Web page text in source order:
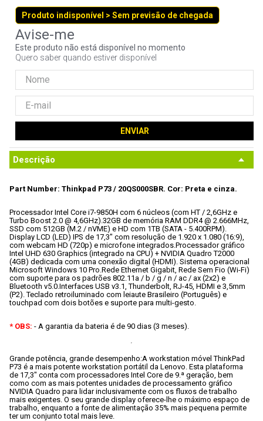
Produto indisponível > Sem previsão de chegada
Este produto não está disponível no momento
Quero saber quando estiver disponível
ENVIAR
Descrição
Part Number: Thinkpad P73 / 20QS000SBR. Cor: Preta e cinza.
Processador Intel Core i7-9850H com 6 núcleos (com HT / 2,6GHz e
Turbo Boost 2.0 @ 4,6GHz).32GB de memória RAM DDR4 @ 2.666MHz,
SSD com 512GB (M.2 / nVME) e HD com 1TB (SATA - 5.400RPM).
Display LCD (LED) IPS de 17,3" com resolução de 1.920 x 1.080 (16:9),
com webcam HD (720p) e microfone integrados.Processador gráfico
Intel UHD 630 Graphics (integrado na CPU) + NVIDIA Quadro T2000
(4GB) dedicada com uma conexão digital (HDMI). Sistema operacional
Microsoft Windows 10 Pro.Rede Ethernet Gigabit, Rede Sem Fio (Wi-Fi)
com suporte para os padrões 802.11a / b / g / n / ac / ax (2x2) e
Bluetooth v5.0.Interfaces USB v3.1, Thunderbolt, RJ-45, HDMI e 3,5mm
(P2). Teclado retroiluminado com leiaute Brasileiro (Português) e
touchpad com dois botões e suporte para multi-gesto.
* OBS: - A garantia da bateria é de 90 dias (3 meses).
Grande potência, grande desempenho:A workstation móvel ThinkPad
P73 é a mais potente workstation portátil da Lenovo. Esta plataforma
de 17,3" conta com processadores Intel Core de 9.ª geração, bem
como com as mais potentes unidades de processamento gráfico
NVIDIA Quadro para lidar inclusivamente com os fluxos de trabalho
mais exigentes. O seu grande display oferece-lhe o máximo espaço de
trabalho, enquanto a fonte de alimentação 35% mais pequena permite
ter um conjunto total mais leve.
8º
controle
9º
fractal
10º ventoinha